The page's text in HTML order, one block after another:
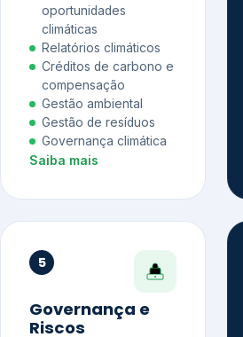
oportunidades
climáticas
Relatórios climáticos
Créditos de carbono e
compensação
Gestão ambiental
Gestão de resíduos
Governança climática
Saiba mais
5
Governança e
Riscos